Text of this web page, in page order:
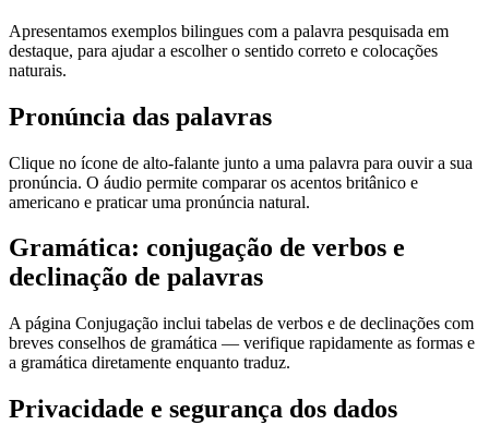
Apresentamos exemplos bilingues com a palavra pesquisada em
destaque, para ajudar a escolher o sentido correto e colocações
naturais.
Pronúncia das palavras
Clique no ícone de alto-falante junto a uma palavra para ouvir a sua
pronúncia. O áudio permite comparar os acentos britânico e
americano e praticar uma pronúncia natural.
Gramática: conjugação de verbos e
declinação de palavras
A página Conjugação inclui tabelas de verbos e de declinações com
breves conselhos de gramática — verifique rapidamente as formas e
a gramática diretamente enquanto traduz.
Privacidade e segurança dos dados